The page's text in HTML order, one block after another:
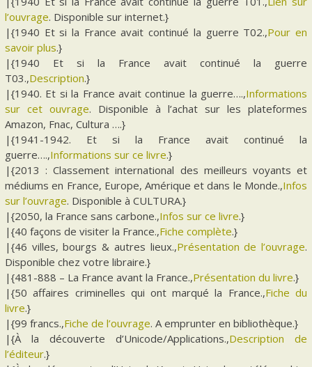
l’ouvrage. Disponible sur internet.}
|{1940 Et si la France avait continué la guerre T02.,Pour en
savoir plus.}
|{1940 Et si la France avait continué la guerre
T03.,Description.}
|{1940. Et si la France avait continue la guerre….,Informations
sur cet ouvrage. Disponible à l’achat sur les plateformes
Amazon, Fnac, Cultura ….}
|{1941-1942. Et si la France avait continué la
guerre….,Informations sur ce livre.}
|{2013 : Classement international des meilleurs voyants et
médiums en France, Europe, Amérique et dans le Monde.,Infos
sur l’ouvrage. Disponible à CULTURA.}
|{2050, la France sans carbone.,Infos sur ce livre.}
|{40 façons de visiter la France.,Fiche complète.}
|{46 villes, bourgs & autres lieux.,Présentation de l’ouvrage.
Disponible chez votre libraire.}
|{481-888 – La France avant la France.,Présentation du livre.}
|{50 affaires criminelles qui ont marqué la France.,Fiche du
livre.}
|{99 francs.,Fiche de l’ouvrage. A emprunter en bibliothèque.}
|{À la découverte d’Unicode/Applications.,Description de
l’éditeur.}